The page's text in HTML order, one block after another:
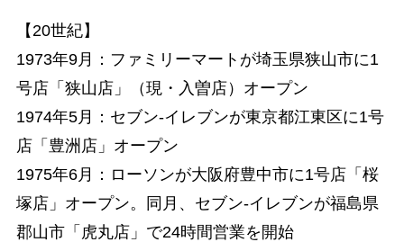
【20世紀】
1973年9月：ファミリーマートが埼玉県狭山市に1
号店「狭山店」（現・入曽店）オープン
1974年5月：セブン-イレブンが東京都江東区に1号
店「豊洲店」オープン
1975年6月：ローソンが大阪府豊中市に1号店「桜
塚店」オープン。同月、セブン-イレブンが福島県
郡山市「虎丸店」で24時間営業を開始